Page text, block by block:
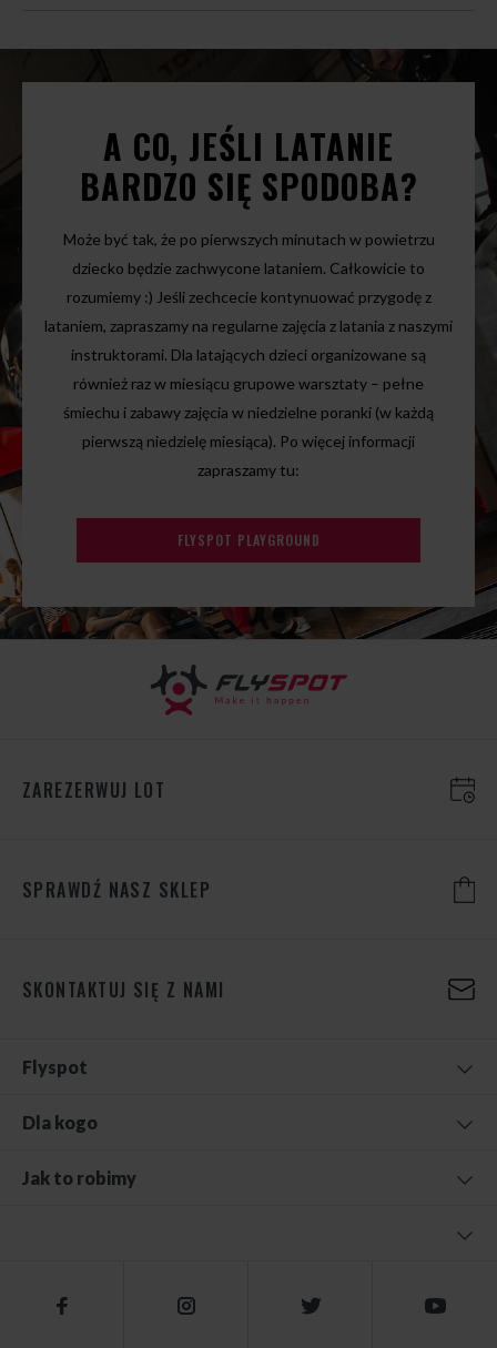
A CO, JEŚLI LATANIE
BARDZO SIĘ SPODOBA?
Może być tak, że po pierwszych minutach w powietrzu
dziecko będzie zachwycone lataniem. Całkowicie to
rozumiemy :) Jeśli zechcecie kontynuować przygodę z
lataniem, zapraszamy na regularne zajęcia z latania z naszymi
instruktorami. Dla latających dzieci organizowane są
również raz w miesiącu grupowe warsztaty – pełne
śmiechu i zabawy zajęcia w niedzielne poranki (w każdą
pierwszą niedzielę miesiąca). Po więcej informacji
zapraszamy tu:
FLYSPOT PLAYGROUND
ZAREZERWUJ LOT
SPRAWDŹ NASZ SKLEP
SKONTAKTUJ SIĘ Z NAMI
Flyspot
Dla kogo
Jak to robimy